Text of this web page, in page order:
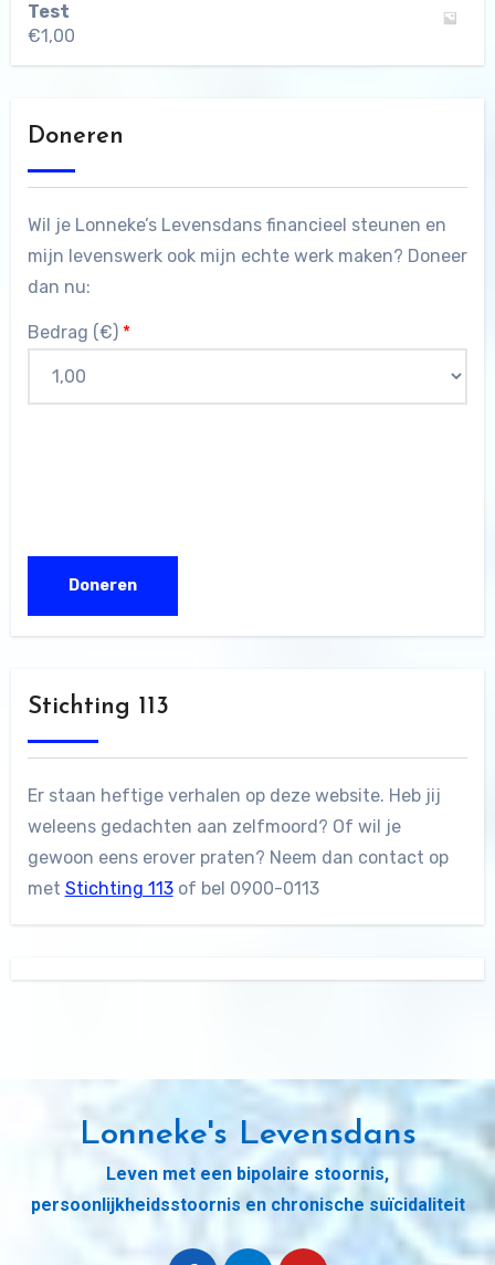
Test
€1,00
Doneren
Wil je Lonneke’s Levensdans financieel steunen en
mijn levenswerk ook mijn echte werk maken? Doneer
dan nu:
Bedrag (€) *
Stichting 113
Er staan heftige verhalen op deze website. Heb jij
weleens gedachten aan zelfmoord? Of wil je
gewoon eens erover praten? Neem dan contact op
met Stichting 113of bel 0900-0113
Lonneke's Levensdans
Leven met een bipolaire stoornis,
persoonlijkheidsstoornis en chronische suïcidaliteit